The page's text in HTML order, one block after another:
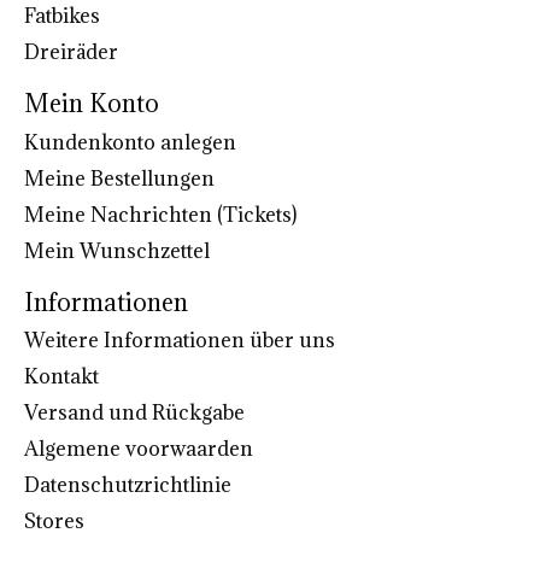
Fatbikes
Dreiräder
Mein Konto
Kundenkonto anlegen
Meine Bestellungen
Meine Nachrichten (Tickets)
Mein Wunschzettel
Informationen
Weitere Informationen über uns
Kontakt
Versand und Rückgabe
Algemene voorwaarden
Datenschutzrichtlinie
Stores